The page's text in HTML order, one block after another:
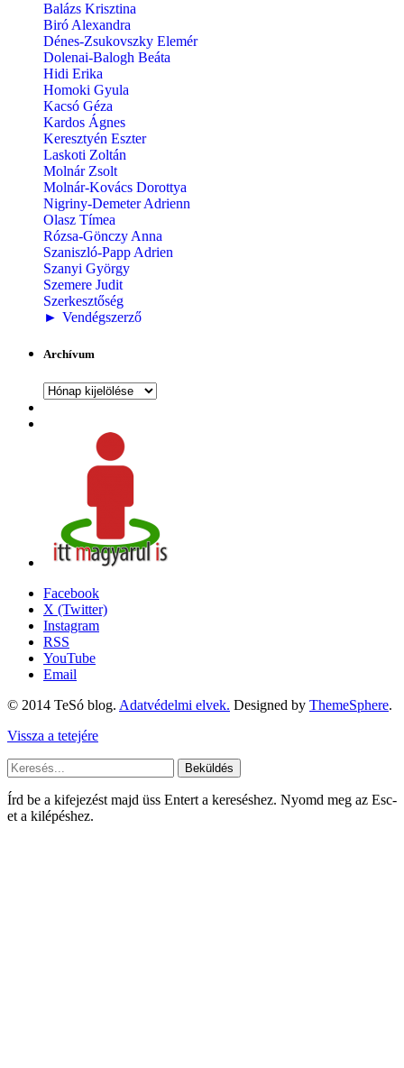
Balázs Krisztina
Biró Alexandra
Dénes-Zsukovszky Elemér
Dolenai-Balogh Beáta
Hidi Erika
Homoki Gyula
Kacsó Géza
Kardos Ágnes
Keresztyén Eszter
Laskoti Zoltán
Molnár Zsolt
Molnár-Kovács Dorottya
Nigriny-Demeter Adrienn
Olasz Tímea
Rózsa-Gönczy Anna
Szaniszló-Papp Adrien
Szanyi György
Szemere Judit
Szerkesztőség
► Vendégszerző
Archívum
Archívum
Facebook
X (Twitter)
Instagram
RSS
YouTube
Email
© 2014 TeSó blog. Adatvédelmi elvek. Designed by ThemeSphere.
Vissza a tetejére
Beküldés
Írd be a kifejezést majd üss Entert a kereséshez. Nyomd meg az Esc-
et a kilépéshez.